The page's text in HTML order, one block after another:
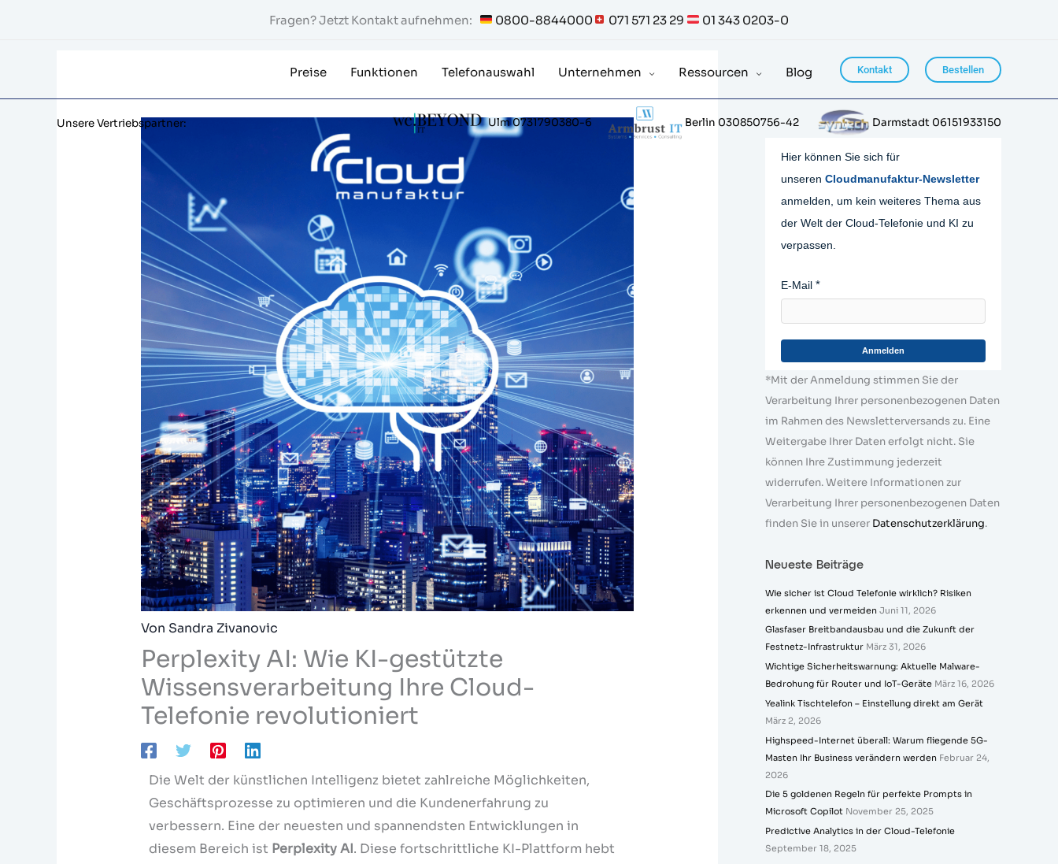
Fragen? Jetzt Kontakt aufnehmen: 0800-8844000 071 571 23 29 01 343 0203-0
Preise Funktionen Telefonauswahl Unternehmen Ressourcen Blog Kontakt Bestellen
Unsere Vertriebspartner: Ulm 0731790380-6 Berlin 030850756-42 Darmstadt 06151933150
Von Sandra Zivanovic
Perplexity AI: Wie KI-gestützte
Wissensverarbeitung Ihre Cloud-
Telefonie revolutioniert
Die Welt der künstlichen Intelligenz bietet zahlreiche Möglichkeiten,
Geschäftsprozesse zu optimieren und die Kundenerfahrung zu
verbessern. Eine der neuesten und spannendsten Entwicklungen in
diesem Bereich ist Perplexity AI. Diese fortschrittliche KI-Plattform hebt
Hier können Sie sich für
unseren Cloudmanufaktur-Newsletter
anmelden, um kein weiteres Thema aus
der Welt der Cloud-Telefonie und KI zu
verpassen.
E-Mail
Anmelden
*Mit der Anmeldung stimmen Sie der
Verarbeitung Ihrer personenbezogenen Daten
im Rahmen des Newsletterversands zu. Eine
Weitergabe Ihrer Daten erfolgt nicht. Sie
können Ihre Zustimmung jederzeit
widerrufen. Weitere Informationen zur
Verarbeitung Ihrer personenbezogenen Daten
finden Sie in unserer Datenschutzerklärung.
Neueste Beiträge
Wie sicher ist Cloud Telefonie wirklich? Risiken
erkennen und vermeiden Juni 11, 2026
Glasfaser Breitbandausbau und die Zukunft der
Festnetz-Infrastruktur März 31, 2026
Wichtige Sicherheitswarnung: Aktuelle Malware-
Bedrohung für Router und IoT-Geräte März 16, 2026
Yealink Tischtelefon – Einstellung direkt am Gerät
März 2, 2026
Highspeed-Internet überall: Warum fliegende 5G-
Masten Ihr Business verändern werden Februar 24,
2026
Die 5 goldenen Regeln für perfekte Prompts in
Microsoft Copilot November 25, 2025
Predictive Analytics in der Cloud-Telefonie
September 18, 2025